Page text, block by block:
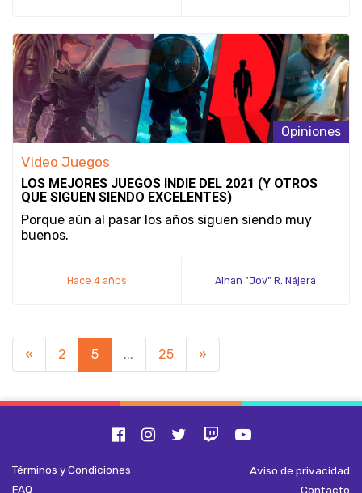
Opiniones
Video Juegos
LOS MEJORES JUEGOS INDIE DEL 2021 (Y OTROS
QUE SIGUEN SIENDO EXCELENTES)
Porque aún al pasar los años siguen siendo muy
buenos.
Hace 4 años Alhan "Jov" R. Nájera
« 2 5 ... 25 »
Términos y Condiciones
Aviso de privacidad
FAQ
Contacto